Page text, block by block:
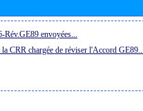
envoyées...
CRR chargée de réviser l'Accord